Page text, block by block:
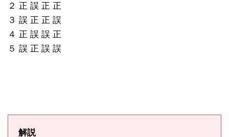
２ 正 誤 正 正
３ 誤 正 正 誤
４ 正 誤 誤 正
５ 誤 正 誤 誤
解説